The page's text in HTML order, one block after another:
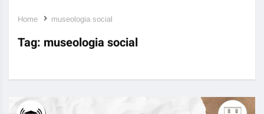
Home museologia social
Tag: museologia social